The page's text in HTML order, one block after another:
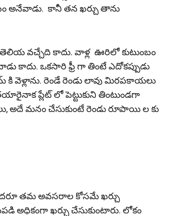
అనేవాడు. కానీ తన ఖర్చు తాను
వచ్చేది కాదు. వాళ్ల ఊరిలో కుటుంబం
కాదు. ఒకసారి ఫ్రీ గా తింటే ఎదోకప్పుడు
వెళ్లాను. రెండే రెండు లావు మిరపకాయలు
ప్లేట్ లో పెట్టుకుని తింటుండగా
అదే మనం చేసుకుంటే రెండు రూపాయి ల కు
తమ అవసరాల కోసమే ఖర్చు
అధికంగా ఖర్చు చేసుకుంటారు. లోకం